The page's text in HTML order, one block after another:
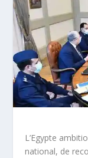
L’Egypte
national, de